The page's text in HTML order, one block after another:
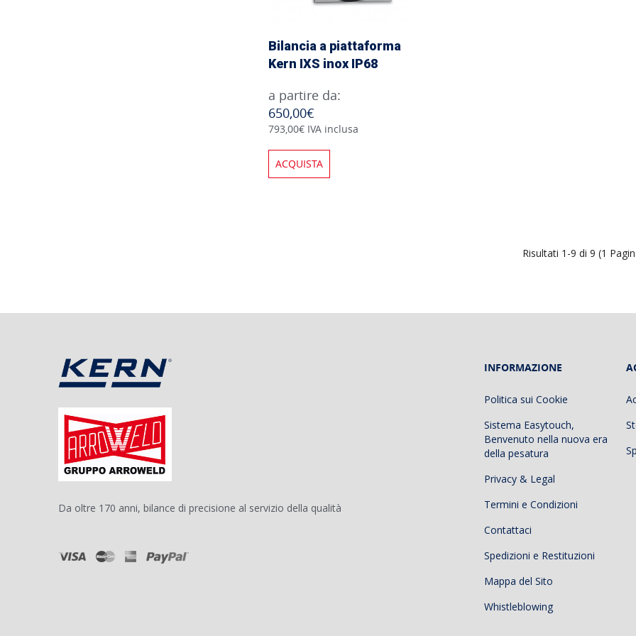
Bilancia a piattaforma
Kern IXS inox IP68
a partire da:
650,00€
793,00€ IVA inclusa
ACQUISTA
Risultati 1-9 di 9 (1
Da oltre 170 anni, bilance di precisione al servizio della qualità
INFORMAZIONE
Politica sui Cookie
Sistema Easytouch,
Benvenuto nella nuova era
della pesatura
Privacy & Legal
Termini e Condizioni
Contattaci
Spedizioni e Restituzioni
Mappa del Sito
Whistleblowing